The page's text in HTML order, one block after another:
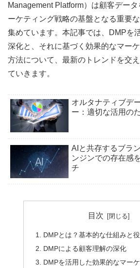
Management Platform）は顧客デー
ーケティング戦略の基盤となる重要
集めています。本記事では、DMPを
深化と、それに基づく効果的なマー
方法について、最新のトレンドを交
ていきます。
オルタナティブデ
ー：適切な活用の
AIと共存するブラ
ンジンでの存在感
チ
目次
DMPとは？基本的な仕組みと役
DMPによる顧客理解の深化
DMPを活用した効果的なマー